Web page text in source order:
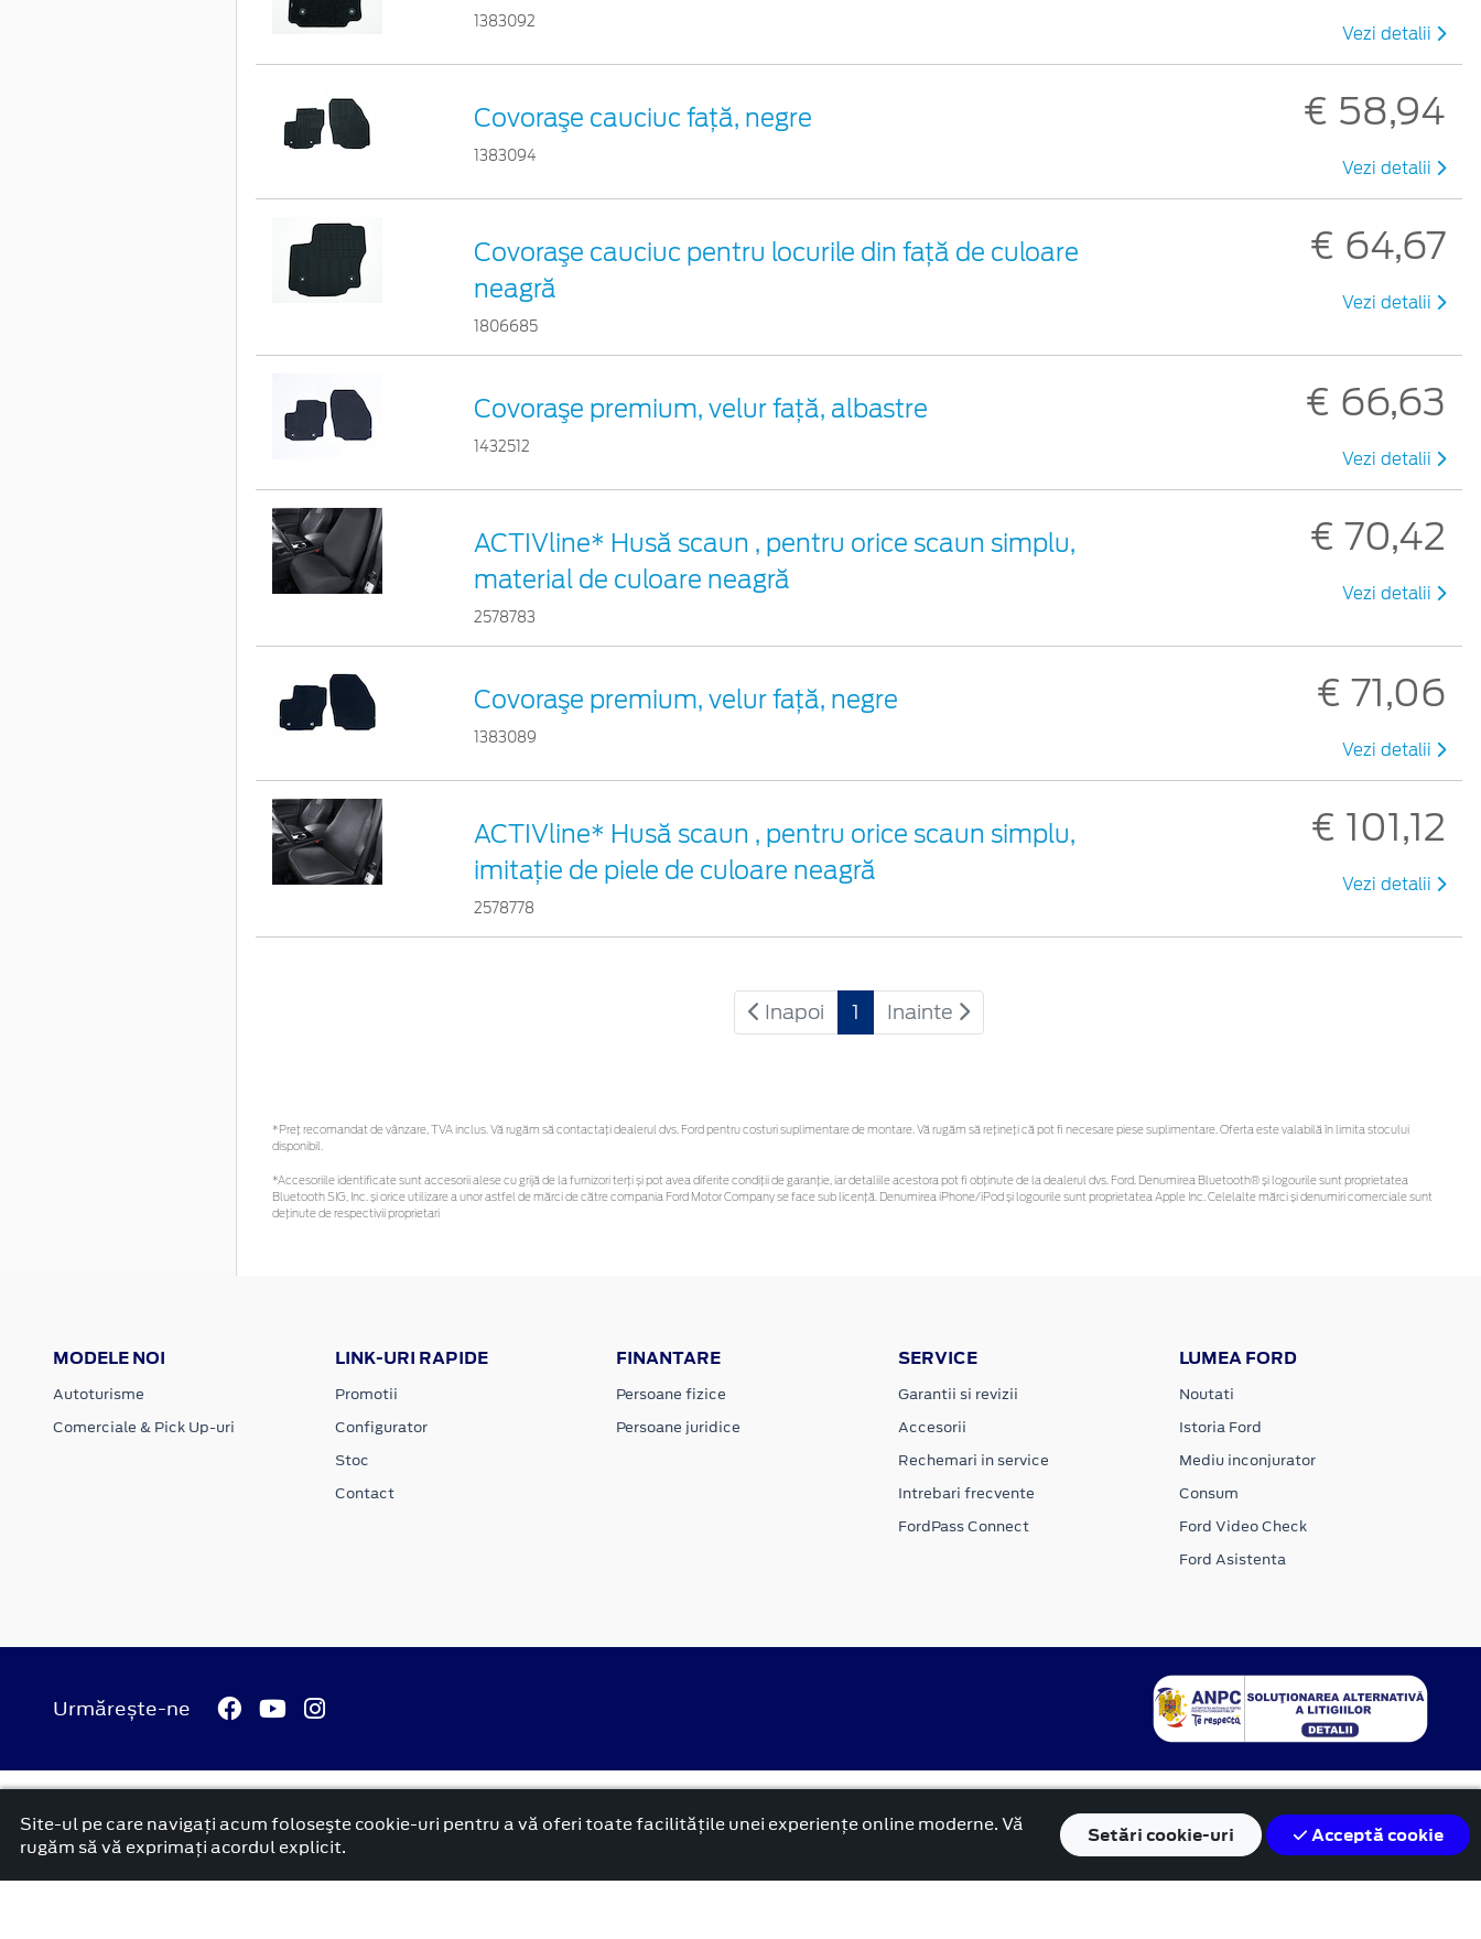
1383092
Vezi detalii
Covoraşe cauciuc faţă, negre
1383094
€ 58,94
Vezi detalii
Covoraşe cauciuc pentru locurile din față de culoare
neagră
1806685
€ 64,67
Vezi detalii
Covoraşe premium, velur faţă, albastre
1432512
€ 66,63
Vezi detalii
ACTIVline* Husă scaun , pentru orice scaun simplu,
material de culoare neagră
2578783
€ 70,42
Vezi detalii
Covoraşe premium, velur faţă, negre
1383089
€ 71,06
Vezi detalii
ACTIVline* Husă scaun , pentru orice scaun simplu,
imitație de piele de culoare neagră
2578778
€ 101,12
Vezi detalii
Inapoi 1 Inainte
*Preţ recomandat de vânzare, TVA inclus. Vă rugăm să contactaţi dealerul dvs. Ford pentru costuri suplimentare de montare. Vă rugăm să rețineți că pot fi necesare piese suplimentare. Oferta este valabilă în limita stocului
disponibil.
*Accesoriile identificate sunt accesorii alese cu grijă de la furnizori terți și pot avea diferite condiții de garanție, iar detaliile acestora pot fi obținute de la dealerul dvs. Ford. Denumirea Bluetooth® și logourile sunt proprietatea
Bluetooth SIG, Inc. și orice utilizare a unor astfel de mărci de către compania Ford Motor Company se face sub licență. Denumirea iPhone/iPod și logourile sunt proprietatea Apple Inc. Celelalte mărci și denumiri comerciale sunt
deținute de respectivii proprietari
MODELE NOI
Autoturisme
Comerciale & Pick Up-uri
LINK-URI RAPIDE
Promotii
Configurator
Stoc
Contact
FINANTARE
Persoane fizice
Persoane juridice
SERVICE
Garantii si revizii
Accesorii
Rechemari in service
Intrebari frecvente
FordPass Connect
LUMEA FORD
Noutati
Istoria Ford
Mediu inconjurator
Consum
Ford Video Check
Ford Asistenta
Urmărește-ne
platformă dezvoltată de Workleto
Site-ul pe care navigați acum foloseşte cookie-uri pentru a vă oferi toate facilitățile unei experiențe online moderne. Vă
rugăm să vă exprimați acordul explicit.
Setăricookie-uri Acceptă cookie